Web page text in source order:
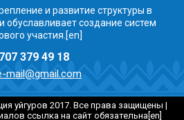
и развитие структуры в
обуславливает создание систем
участия.[en]
379 49 18
mail@gmail.com
уйгуров 2017. Все права защищены |
ссылка на сайт обязательна[en]